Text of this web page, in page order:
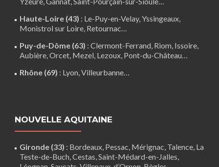
Haute-Loire (43) : Le-Puy-en-Velay,Yssingeaux,
Monistrol sur Loire, Retournac…
Puy-de-Dôme (63) : Clermont-Ferrand, Riom, Issoire,
Aubière,Orcet, Mezel, Lezoux, Pont-du-Château…
Rhône (69) : Lyon, Villeurbanne…
NOUVELLE AQUITAINE
Gironde (33) : Bordeaux, Pessac, Mérignac, Talence, La
Teste-de-Buch,Cestas,Saint-Médard-en-Jalles,